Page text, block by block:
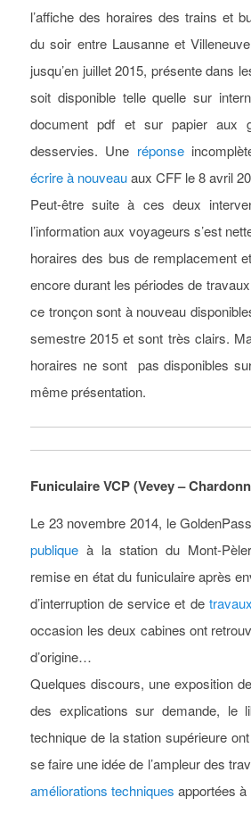
l’affiche des horaires des trains et
du soir entre Lausanne et
jusqu’en juillet 2015, présente dans
soit disponible telle quelle sur
document pdf et sur papier aux
desservies. Une réponse
écrire à nouveauaux CFF le 8 avril
Peut-être suite à ces deux
l’information aux voyageurs s’est
horaires des bus de remplacement
encore durant les périodes de
ce tronçon sont à nouveau
semestre 2015 et sont très clairs.
horaires ne sont pas disponibles
même présentation.
Funiculaire VCP (Vevey –
Le 23 novembre 2014, le
publique à la stationdu Mont-
remise en état du funiculaire après
d’interruption de service et de
occasion les deux cabines ont
d’origine…
Quelques discours, une exposition
des explications sur demande, le
technique de la station supérieure
se faire une idée de l’ampleur des
améliorations techniques apportées à